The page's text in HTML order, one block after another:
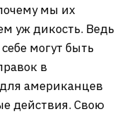
мы их
уж дикость. Ведь
могут быть
в
американцев
действия. Свою